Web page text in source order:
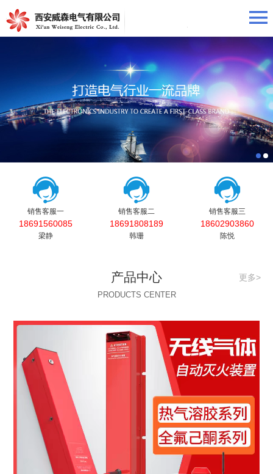
销售客服一
18691560085
梁静
销售客服二
18691808189
韩珊
销售客服三
18602903860
陈悦
产品中心 更多>
PRODUCTS CENTER